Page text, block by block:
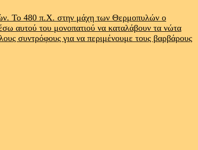
Το 480 π.Χ. στην μάχη των Θερμοπυλών ο
αυτού του μονοπατιού να καταλάβουν τα νώτα
συντρόφους για να περιμένουμε τους βαρβάρους